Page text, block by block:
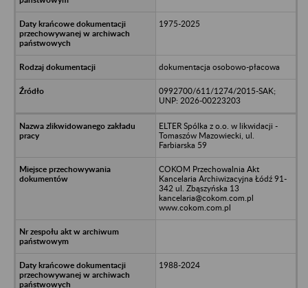
1975-2025
dokumentacja osobowo-płacowa
0992700/611/1274/2015-SAK;
UNP: 2026-00223203
ELTER Spólka z o.o. w likwidacji -
Tomaszów Mazowiecki, ul.
Farbiarska 59
COKOM Przechowalnia Akt
Kancelaria Archiwizacyjna Łódź 91-
342 ul. Zbąszyńska 13
kancelaria@cokom.com.pl
www.cokom.com.pl
1988-2024